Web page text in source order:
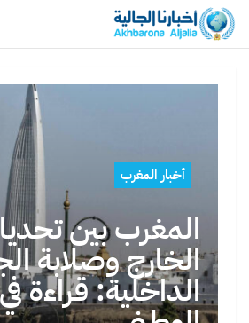
أخبار المغرب
المغرب بين
الخارج وصلابة
الداخلية: قراءة